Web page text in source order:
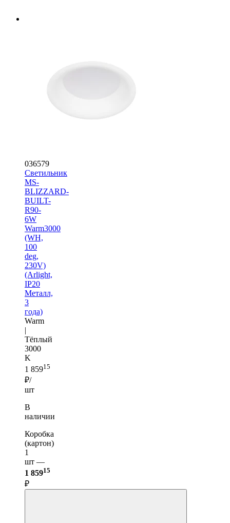
036579
Светильник
MS-
BLIZZARD-
BUILT-
R90-
6W
Warm3000
(WH,
100
deg,
230V)
(Arlight,
IP20
Металл,
3
года)
Warm
|
Тёплый
3000
K
1 85915
₽/
шт
В
наличии
Коробка
(картон)
1
шт —
1 85915
₽